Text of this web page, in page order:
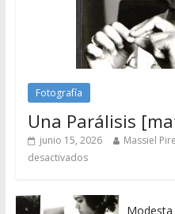
Fotografía
Una Parálisis
junio 15, 2026 Massiel
desactivados